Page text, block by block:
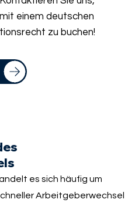
es sich häufig um
schneller Arbeitgeberwechsel
einem deutschen
zu buchen!